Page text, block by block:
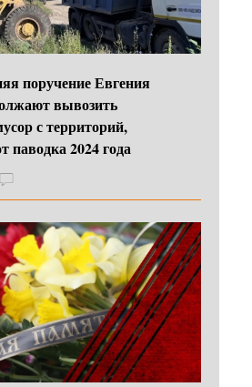
поручение Евгения
вывозить
с территорий,
паводка 2024 года